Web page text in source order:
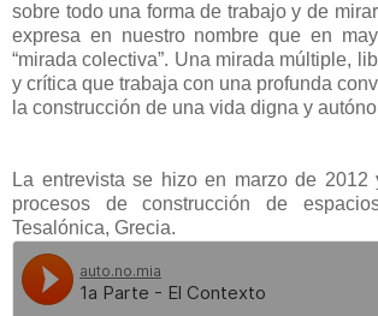
sobre todo una forma de trabajo y de
expresa en nuestro nombre que en
“mirada colectiva”. Una mirada múltiple,
y crítica que trabaja con una profunda
la construcción de una vida digna y
La entrevista se hizo en marzo de
procesos de construcción de
Tesalónica, Grecia.